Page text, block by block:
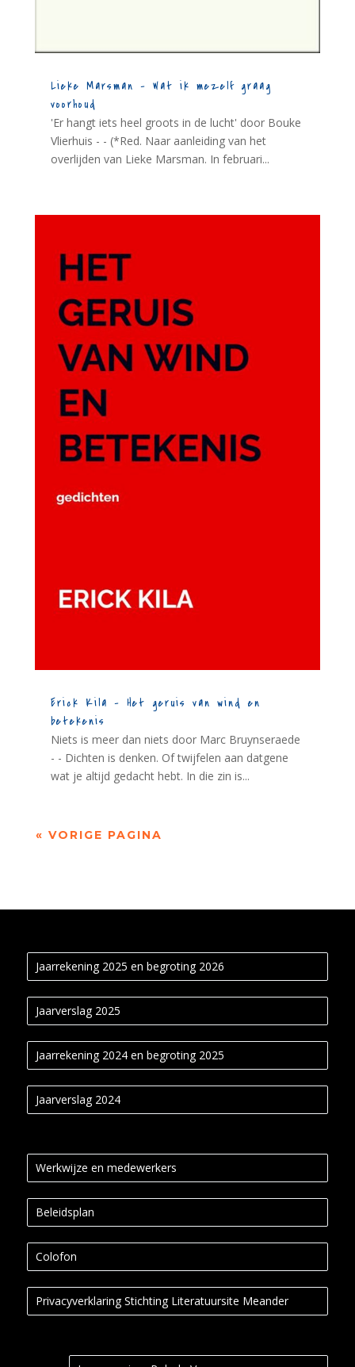
Lieke Marsman – Wat ik mezelf graag
voorhoud
'Er hangt iets heel groots in de lucht' door Bouke
Vlierhuis - - (*Red. Naar aanleiding van het
overlijden van Lieke Marsman. In februari...
Erick Kila – Het geruis van wind en
betekenis
Niets is meer dan niets door Marc Bruynseraede
- - Dichten is denken. Of twijfelen aan datgene
wat je altijd gedacht hebt. In die zin is...
« VORIGE PAGINA
Jaarrekening 2025 en begroting 2026
Jaarverslag 2025
Jaarrekening 2024 en begroting 2025
Jaarverslag 2024
Werkwijze en medewerkers
Beleidsplan
Colofon
Privacyverklaring Stichting Literatuursite Meander